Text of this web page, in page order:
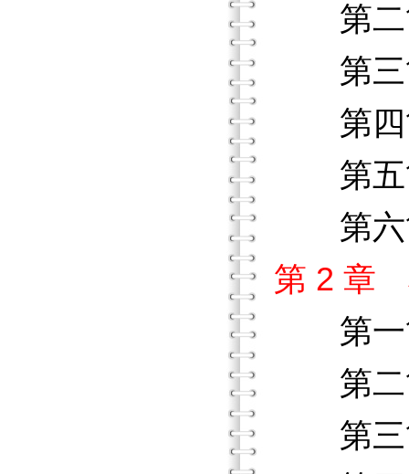
第二
第三
第四
第五
第六
第 2 章
第
第二
第三